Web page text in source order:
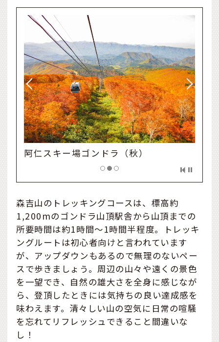
阿仁スキー場ゴンドラ（冬）
森吉山のトレッキングコースは、標高約
1,200mのゴンドラ山頂駅舎から山頂までの
所要時間は約1時間〜1時間半程度。トレッキ
ングルートは初心者向けと言われています
が、アップダウンもあるので無理のないペー
スで歩きましょう。周辺の山々や遠くの景色
を一望でき、自然の雄大さを全身に感じなが
ら、登頂したときには気持ちの良い達成感を
味わえます。清々しい山の空気に日常の喧騒
を忘れてリフレッシュできること間違いな
し！